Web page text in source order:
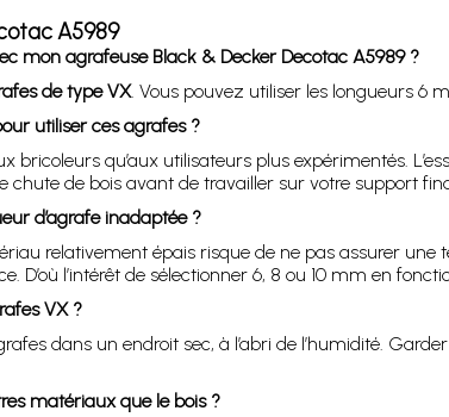
A5989
mon agrafeuse Black & Decker Decotac A5989 ?
de type VX. Vous pouvez utiliser les longueurs 6
utiliser ces agrafes ?
bricoleurs qu’aux utilisateurs plus expérimentés.
chute de bois avant de travailler sur votre support
d’agrafe inadaptée ?
relativement épais risque de ne pas assurer
D’où l’intérêt de sélectionner 6, 8 ou 10 mm en
VX ?
dans un endroit sec, à l’abri de l’humidité.
matériaux que le bois ?